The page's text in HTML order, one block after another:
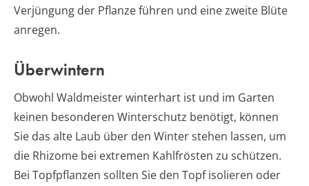
Verjüngung der Pflanze führen und eine zweite Blüte
anregen.
Überwintern
Obwohl Waldmeister winterhart ist und im Garten
keinen besonderen Winterschutz benötigt, können
Sie das alte Laub über den Winter stehen lassen, um
die Rhizome bei extremen Kahlfrösten zu schützen.
Bei Topfpflanzen sollten Sie den Topf isolieren oder